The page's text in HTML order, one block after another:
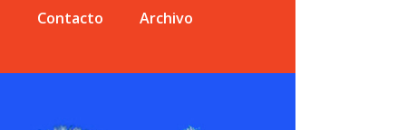
Contacto
Archivo